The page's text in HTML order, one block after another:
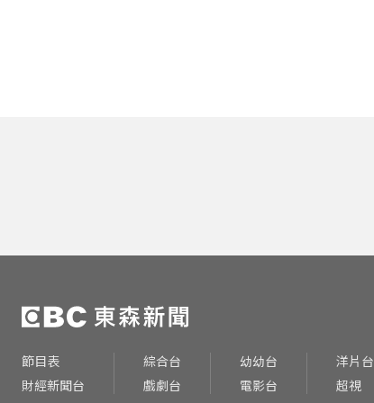
節目表
財經新聞台
綜合台
戲劇台
幼幼台
電影台
洋片台
超視